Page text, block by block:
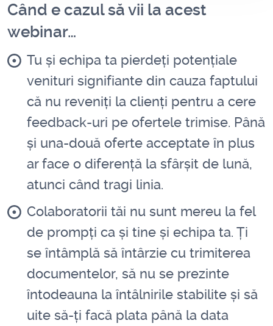
Când e cazul să vii la acest
webinar…
Tu și echipa ta pierdeți potențiale
venituri signifiante din cauza faptului
că nu reveniți la clienți pentru a cere
feedback-uri pe ofertele trimise. Până
și una-două oferte acceptate în plus
ar face o diferență la sfârșit de lună,
atunci când tragi linia.
Colaboratorii tăi nu sunt mereu la fel
de prompți ca și tine și echipa ta. Ți
se întâmplă să întârzie cu trimiterea
documentelor, să nu se prezinte
întodeauna la întâlnirile stabilite și să
uite să-ți facă plata până la data